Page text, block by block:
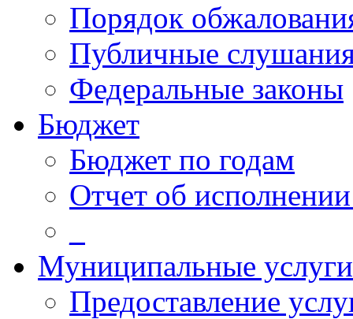
Порядок
Публичные
Федеральные законы
Бюджет
Бюджет по годам
Отчет об
Муниципальные услуги
Предоставление